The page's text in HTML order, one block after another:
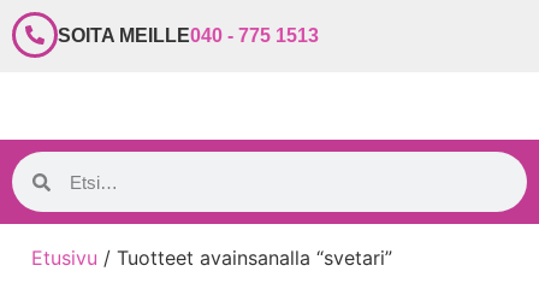
SOITA MEILLE040 - 775 1513
Etusivu / Tuotteet avainsanalla “svetari”